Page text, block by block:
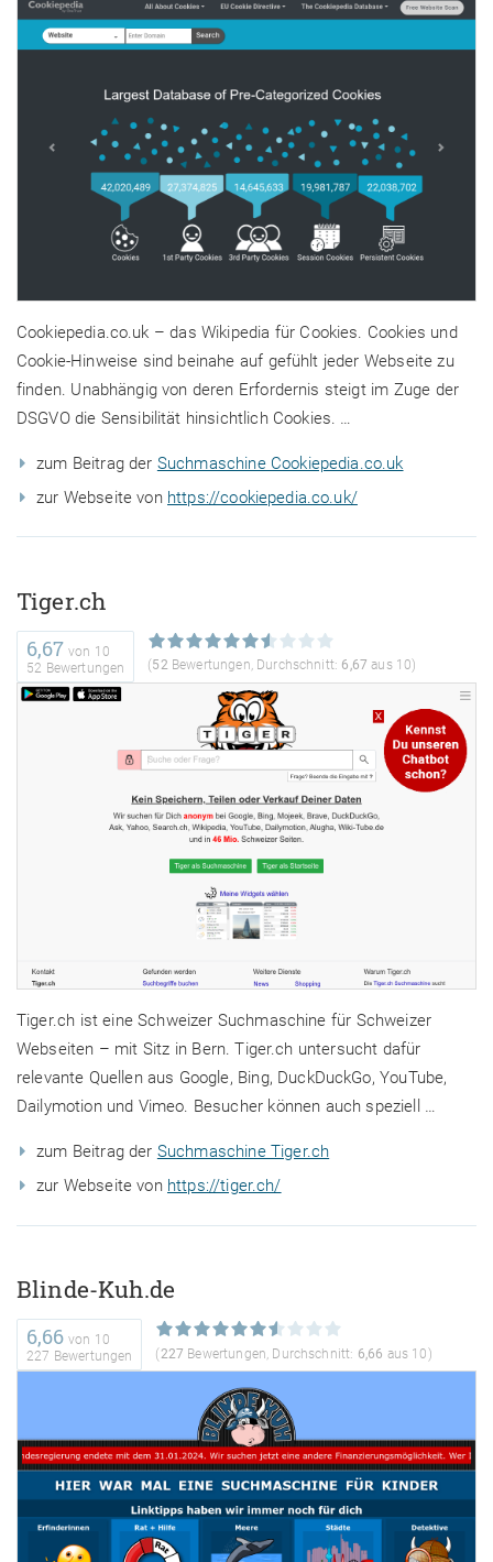
Cookiepedia.co.uk – das Wikipedia für Cookies. Cookies und
Cookie-Hinweise sind beinahe auf gefühlt jeder Webseite zu
finden. Unabhängig von deren Erfordernis steigt im Zuge der
DSGVO die Sensibilität hinsichtlich Cookies. …
zum Beitrag der Suchmaschine Cookiepedia.co.uk
zur Webseite von https://cookiepedia.co.uk/
Tiger.ch
6,67 von 10
52 Bewertungen
(52Bewertungen, Durchschnitt: 6,67 aus 10)
Tiger.ch ist eine Schweizer Suchmaschine für Schweizer
Webseiten – mit Sitz in Bern. Tiger.ch untersucht dafür
relevante Quellen aus Google, Bing, DuckDuckGo, YouTube,
Dailymotion und Vimeo. Besucher können auch speziell …
zum Beitrag der Suchmaschine Tiger.ch
zur Webseite von https://tiger.ch/
Blinde-Kuh.de
6,66 von 10
227 Bewertungen
(227 Bewertungen, Durchschnitt: 6,66 aus 10)